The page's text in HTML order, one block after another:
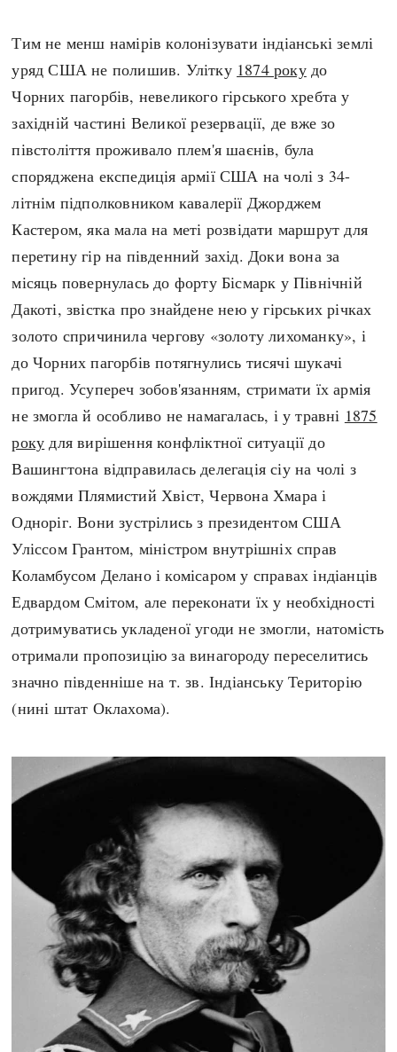
Тим не менш намірів колонізувати індіанські землі
уряд США не полишив. Улітку 1874 рокудо
Чорних пагорбів, невеликого гірського хребта у
західній частині Великої резервації, де вже зо
півстоліття проживало плем'я шаєнів, була
споряджена експедиція армії США на чолі з 34-
літнім підполковником кавалерії Джорджем
Кастером, яка мала на меті розвідати маршрут для
перетину гір на південний захід. Доки вона за
місяць повернулась до форту Бісмарк у Північній
Дакоті, звістка про знайдене нею у гірських річках
золото спричинила чергову «золоту лихоманку», і
до Чорних пагорбів потягнулись тисячі шукачі
пригод. Усупереч зобов'язанням, стримати їх армія
не змогла й особливо не намагалась, і у травні 1875
року для вирішення конфліктної ситуації до
Вашингтона відправилась делегація сіу на чолі з
вождями Плямистий Хвіст, Червона Хмара і
Одноріг. Вони зустрілись з президентом США
Уліссом Грантом, міністром внутрішніх справ
Коламбусом Делано і комісаром у справах індіанців
Едвардом Смітом, але переконати їх у необхідності
дотримуватись укладеної угоди не змогли, натомість
отримали пропозицію за винагороду переселитись
значно південніше на т. зв. Індіанську Територію
(нині штат Оклахома).